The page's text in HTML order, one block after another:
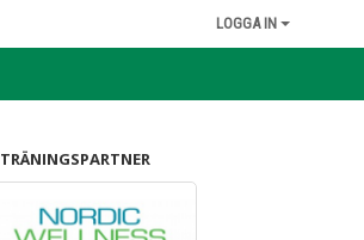
LOGGA IN
TRÄNINGSPARTNER